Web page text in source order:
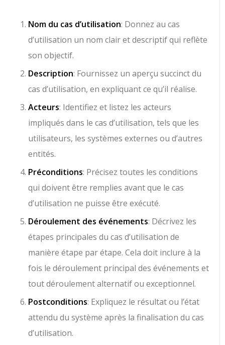
Nom du cas d’utilisation: Donnez au cas
d’utilisation un nom clair et descriptif qui reflète
son objectif.
Description: Fournissez un aperçu succinct du
cas d’utilisation, en expliquant ce qu’il réalise.
Acteurs: Identifiez et listez les acteurs
impliqués dans le cas d’utilisation, tels que les
utilisateurs, les systèmes externes ou d’autres
entités.
Préconditions: Précisez toutes les conditions
qui doivent être remplies avant que le cas
d’utilisation ne puisse être exécuté.
Déroulement des événements: Décrivez les
étapes principales du cas d’utilisation de
manière étape par étape. Cela doit inclure à la
fois le déroulement principal des événements et
tout déroulement alternatif ou exceptionnel.
Postconditions: Expliquez le résultat ou l’état
attendu du système après la finalisation du cas
d’utilisation.